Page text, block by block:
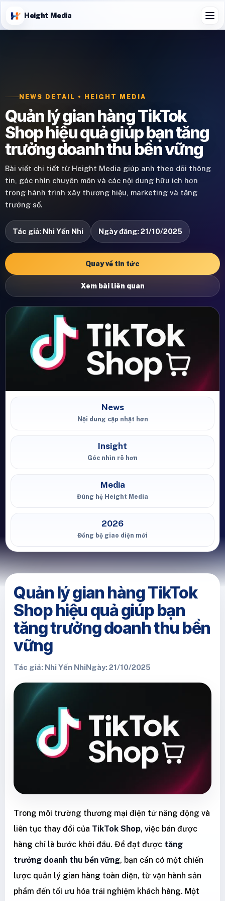
Height Media
NEWS DETAIL • HEIGHT MEDIA
Quản lý gian hàng TikTok
Shop hiệu quả giúp bạn tăng
trưởng doanh thu bền vững
Bài viết chi tiết từ Height Media giúp anh theo dõi thông
tin, góc nhìn chuyên môn và các nội dung hữu ích hơn
trong hành trình xây thương hiệu, marketing và tăng
trưởng số.
Tác giả: Nhi Yến Nhi Ngày đăng: 21/10/2025
Quay về tin tức
Xem bài liên quan
News
Nội dung cập nhật hơn
Insight
Góc nhìn rõ hơn
Media
Đúng hệ Height Media
2026
Đồng bộ giao diện mới
Quản lý gian hàng TikTok
Shop hiệu quả giúp bạn
tăng trưởng doanh thu bền
vững
Tác giả: Nhi Yến NhiNgày: 21/10/2025
Trong môi trường thương mại điện tử năng động và
liên tục thay đổi của TikTok Shop, việc bán được
hàng chỉ là bước khởi đầu. Để đạt được tăng
trưởng doanh thu bền vững, bạn cần có một chiến
lược quản lý gian hàng toàn diện, từ vận hành sản
phẩm đến tối ưu hóa trải nghiệm khách hàng. Một